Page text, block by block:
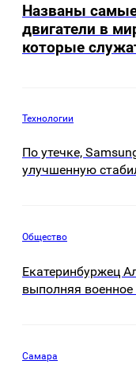
Названы
двигатели в
которые
Технологии
По утечке,
улучшенную
Общество
Екатеринбуржец
выполняя военное
Самара